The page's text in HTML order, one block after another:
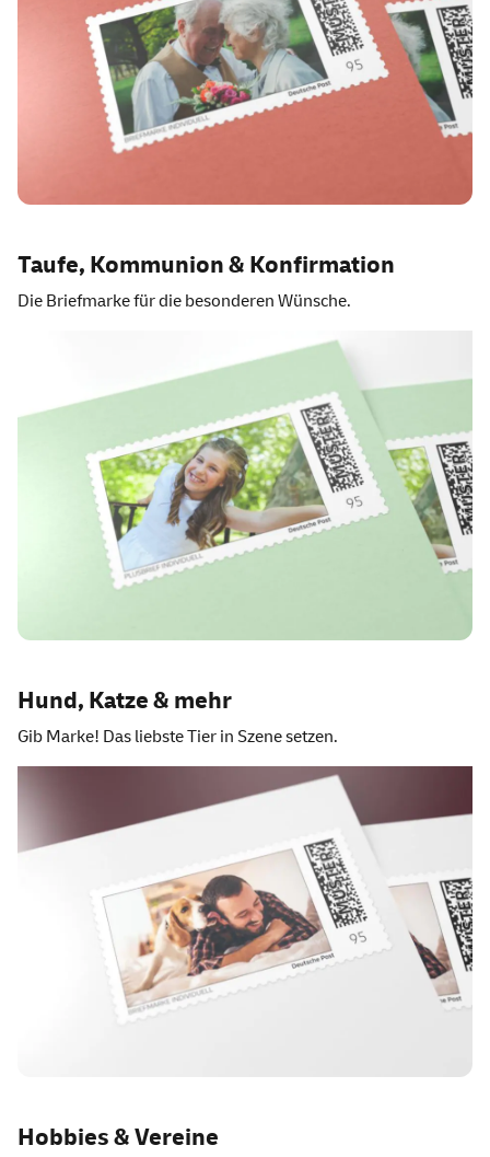
Taufe, Kommunion & Konfirmation
Die Briefmarke für die besonderen Wünsche.
Hund, Katze & mehr
Gib Marke! Das liebste Tier in Szene setzen.
Hobbies & Vereine